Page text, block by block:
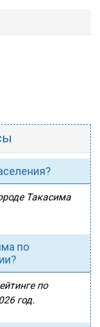
Такасима
по
по
год.